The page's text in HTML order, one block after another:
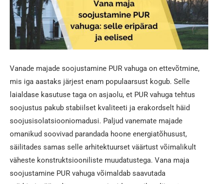
Vanade majade soojustamine PUR vahuga on ettevõtmine,
mis iga aastaks järjest enam populaarsust kogub. Selle
laialdase kasutuse taga on asjaolu, et PUR vahuga tehtus
soojustus pakub stabiilset kvaliteeti ja erakordselt häid
soojusisolatsiooniomadusi. Paljud vanemate majade
omanikud soovivad parandada hoone energiatõhusust,
säilitades samas selle arhitektuurset väärtust võimalikult
väheste konstruktsiooniliste muudatustega. Vana maja
soojustamine PUR vahuga võimaldab saavutada